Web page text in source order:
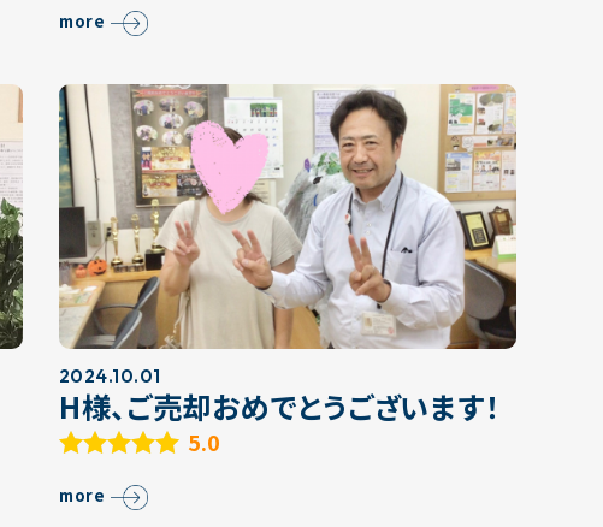
more
2024.10.01
H様、ご売却おめでとうございます！
5.0
more